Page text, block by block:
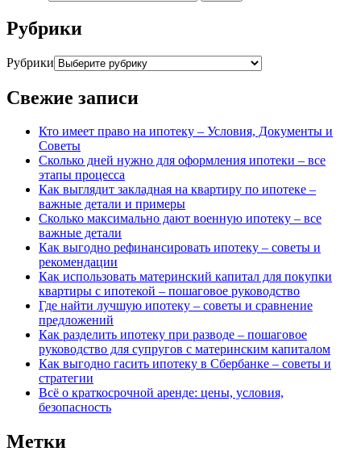
Рубрики
Рубрики
Свежие записи
Кто имеет право на ипотеку – Условия, Документы и
Советы
Сколько дней нужно для оформления ипотеки – все
этапы процесса
Как выглядит закладная на квартиру по ипотеке –
важные детали и примеры
Сколько максимально дают военную ипотеку – все
важные детали
Как выгодно рефинансировать ипотеку – советы и
рекомендации
Как использовать материнский капитал для покупки
квартиры с ипотекой – пошаговое руководство
Где найти лучшую ипотеку – советы и сравнение
предложений
Как разделить ипотеку при разводе – пошаговое
руководство для супругов с материнским капиталом
Как выгодно гасить ипотеку в Сбербанке – советы и
стратегии
Всё о краткосрочной аренде: цены, условия,
безопасность
Метки